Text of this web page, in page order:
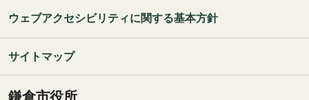
ウェブアクセシビリティに関する基本方針
サイトマップ
鎌倉市役所